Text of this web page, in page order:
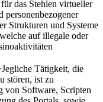
das Stehlen virtueller
personenbezogener
Strukturen und Systeme
auf illegale oder
Tätigkeit, die
stören, ist zu
von Software, Scripten